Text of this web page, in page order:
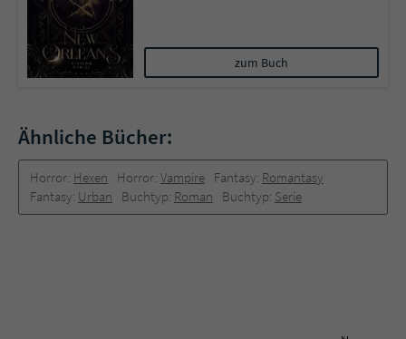
zum Buch
Ähnliche Bücher:
Horror: Hexen Horror: Vampire Fantasy: Romantasy
Fantasy: Urban Buchtyp: Roman Buchtyp: Serie